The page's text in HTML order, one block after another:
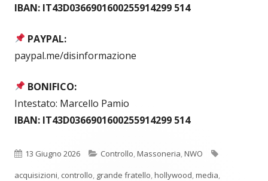
IBAN: IT43D0366901600255914299 514
PAYPAL:
paypal.me/disinformazione
BONIFICO:
Intestato: Marcello Pamio
IBAN: IT43D0366901600255914299 514
Pubblicato
13 Giugno 2026 Categorie
Controllo,Massoneria,NWO
acquisizioni, controllo, grande fratello,hollywood,media,